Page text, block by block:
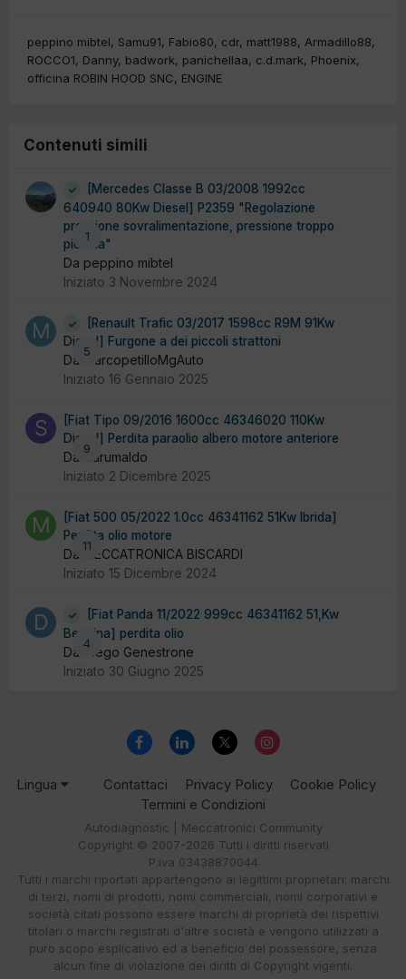
peppino mibtel Samu91 Fabio80 cdr matt1988 Armadillo88
ROCCO1
Danny badwork panichellaa c.d.mark Phoenix
officina ROBIN HOOD SNC
ENGINE
Contenuti simili
1
[Mercedes Classe B 03/2008 1992cc
640940 80Kw Diesel] P2359 "Regolazione
pressione sovralimentazione, pressione troppo
piccola"
Da peppino mibtel
Iniziato 3 Novembre 2024
5
[Renault Trafic 03/2017 1598cc R9M 91Kw
Diesel] Furgone a dei piccoli strattoni
Da MarcopetilloMgAuto
Iniziato 16 Gennaio 2025
9
[Fiat Tipo 09/2016 1600cc 46346020 110Kw
Diesel] Perdita paraolio albero motore anteriore
Da Sdrumaldo
Iniziato 2 Dicembre 2025
11
[Fiat 500 05/2022 1.0cc 46341162 51Kw Ibrida]
Perdita olio motore
Da MECCATRONICA BISCARDI
Iniziato 15 Dicembre 2024
4
[Fiat Panda 11/2022 999cc 46341162 51,Kw
Benzina] perdita olio
Da Diego Genestrone
Iniziato 30 Giugno 2025
Lingua Contattaci Privacy Policy
Cookie Policy
Termini e Condizioni
Autodiagnostic | Meccatronici Community
Copyright © 2007-2026 Tutti i diritti riservati
P.iva 03438870044
Tutti i marchi riportati appartengono ai legittimi proprietari; marchi
di terzi, nomi di prodotti, nomi commerciali, nomi corporativi e
società citati possono essere marchi di proprietà dei rispettivi
titolari o marchi registrati d'altre società e vengono utilizzati a
puro scopo esplicativo ed a beneficio del possessore, senza
alcun fine di violazione dei diritti di Copyright vigenti.